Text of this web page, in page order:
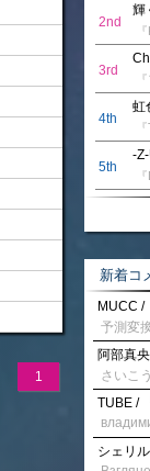
1
2nd
輝
3rd
4th
虹
5th
-
新着コ
MUCC /
阿部真
さいこう
TUBE /
シェリ